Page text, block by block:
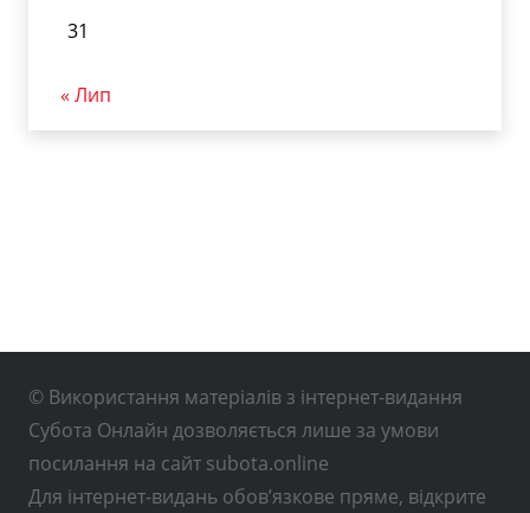
31
« Лип
© Використання матеріалів з інтернет-видання
Субота Онлайн дозволяється лише за умови
посилання на сайт subota.online
Для інтернет-видань обов’язкове пряме, відкрите